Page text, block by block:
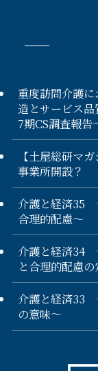
重度訪問介護
造とサービス
7期CS調査報告
【土屋総研マ
事業所開設？
介護と経済35
合理的配慮～
介護と経済34
と合理的配慮
介護と経済33
の意味～